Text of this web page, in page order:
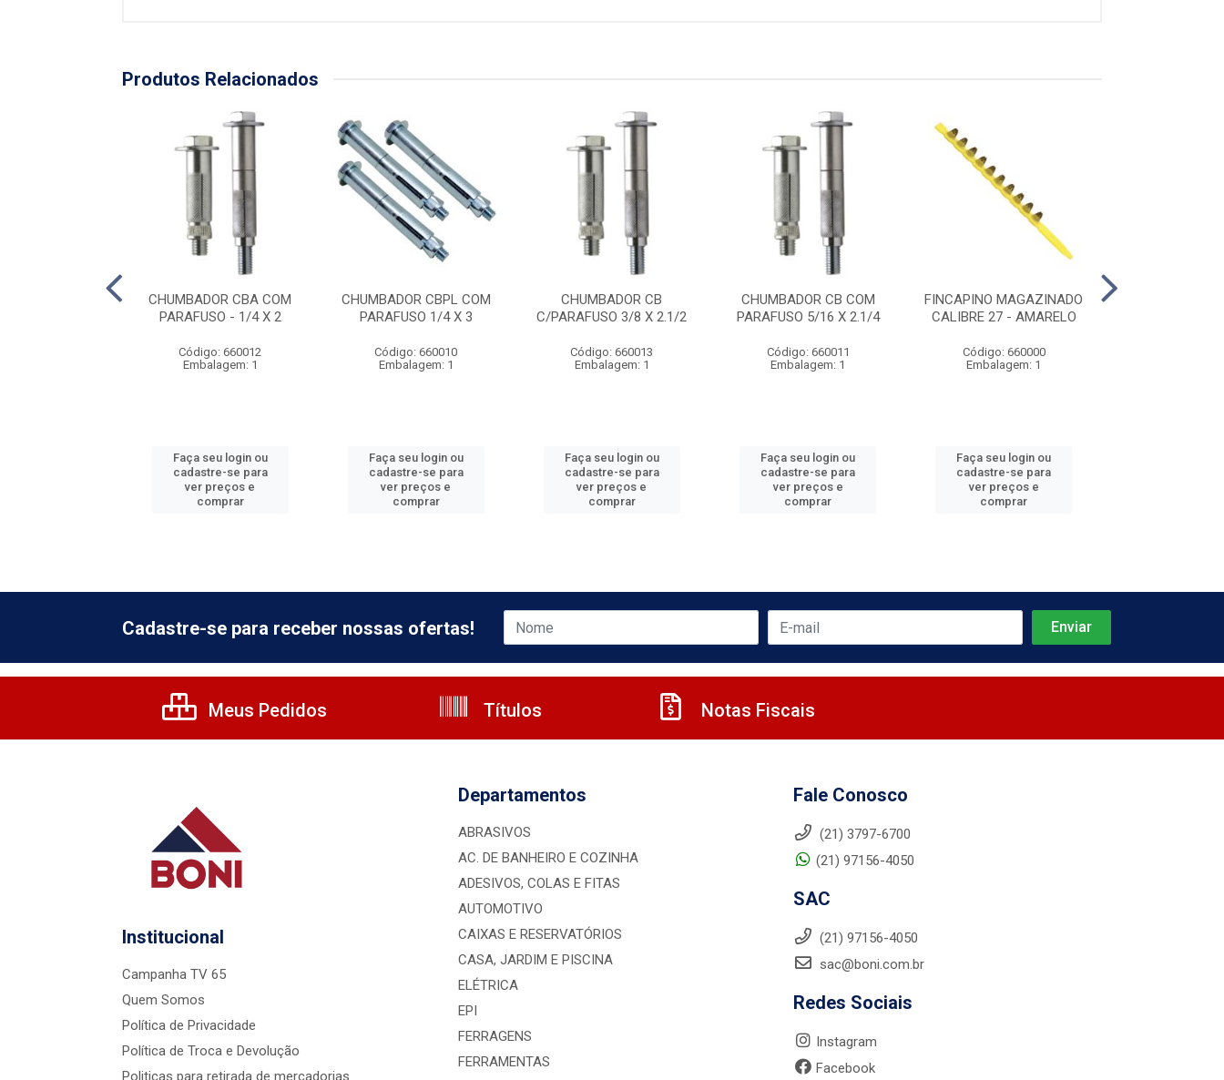
Produtos Relacionados
CHUMBADOR CBA COM
PARAFUSO - 1/4 X 2
Código: 660012
Embalagem: 1
Faça seu login ou
cadastre-se para
ver preços e
comprar
CHUMBADOR CBPL COM
PARAFUSO 1/4 X 3
Código: 660010
Embalagem: 1
Faça seu login ou
cadastre-se para
ver preços e
comprar
CHUMBADOR CB
C/PARAFUSO 3/8 X 2.1/2
Código: 660013
Embalagem: 1
Faça seu login ou
cadastre-se para
ver preços e
comprar
CHUMBADOR CB COM
PARAFUSO 5/16 X 2.1/4
Código: 660011
Embalagem: 1
Faça seu login ou
cadastre-se para
ver preços e
comprar
FINCAPINO MAGAZINADO
CALIBRE 27 - AMARELO
Código: 660000
Embalagem: 1
Faça seu login ou
cadastre-se para
ver preços e
comprar
Cadastre-se para receber nossas ofertas!
Meus Pedidos Títulos Notas Fiscais
Institucional
Campanha TV 65
Quem Somos
Política de Privacidade
Política de Troca e Devolução
Politicas para retirada de mercadorias
Departamentos
ABRASIVOS
AC. DE BANHEIRO E COZINHA
ADESIVOS, COLAS E FITAS
AUTOMOTIVO
CAIXAS E RESERVATÓRIOS
CASA, JARDIM E PISCINA
ELÉTRICA
EPI
FERRAGENS
FERRAMENTAS
Fale Conosco
(21) 3797-6700
(21) 97156-4050
SAC
(21) 97156-4050
sac@boni.com.br
Redes Sociais
Instagram
Facebook